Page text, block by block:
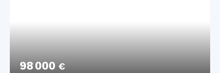
98 000 €